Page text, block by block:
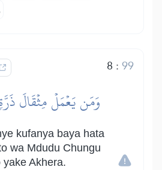
8 :99
وَمَن يَعۡمَلۡ مِثۡقَالَ
kufanya baya hata
wa Mdudu Chungu
Akhera.